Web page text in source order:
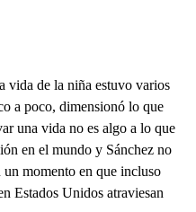
vida de la niña estuvo varios
a poco, dimensionó lo que
una vida no es algo a lo que
en el mundo y Sánchez no
un momento en que incluso
Estados Unidos atraviesan